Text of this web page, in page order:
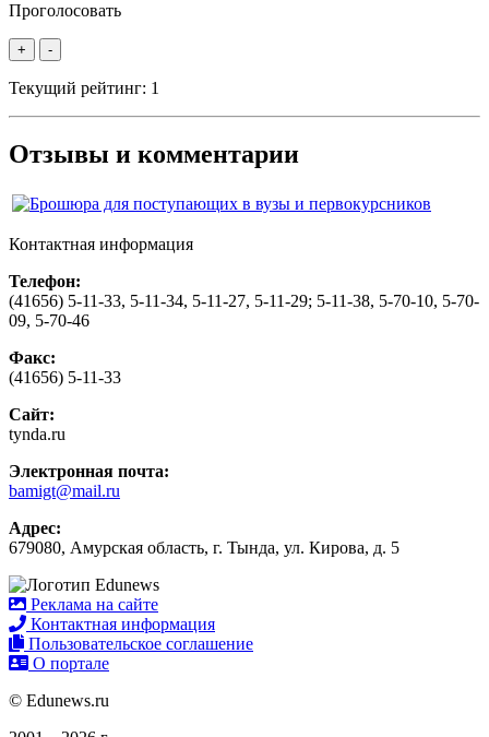
Проголосовать
+ -
Текущий рейтинг: 1
Отзывы и комментарии
Контактная информация
Телефон:
(41656) 5-11-33, 5-11-34, 5-11-27, 5-11-29; 5-11-38, 5-70-10, 5-70-
09, 5-70-46
Факс:
(41656) 5-11-33
Сайт:
tynda.ru
Электронная почта:
bamigt@mail.ru
Адрес:
679080, Амурская область, г. Тында, ул. Кирова, д. 5
Реклама на сайте
Контактная информация
Пользовательское соглашение
О портале
© Edunews.ru